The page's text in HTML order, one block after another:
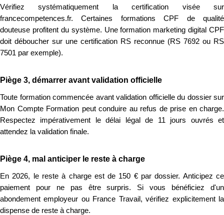
Vérifiez systématiquement la certification visée sur
francecompetences.fr. Certaines formations CPF de qualité
douteuse profitent du système. Une formation marketing digital CPF
doit déboucher sur une certification RS reconnue (RS 7692 ou RS
7501 par exemple).
Piège 3, démarrer avant validation officielle
Toute formation commencée avant validation officielle du dossier sur
Mon Compte Formation peut conduire au refus de prise en charge.
Respectez impérativement le délai légal de 11 jours ouvrés et
attendez la validation finale.
Piège 4, mal anticiper le reste à charge
En 2026, le reste à charge est de 150 € par dossier. Anticipez ce
paiement pour ne pas être surpris. Si vous bénéficiez d'un
abondement employeur ou France Travail, vérifiez explicitement la
dispense de reste à charge.